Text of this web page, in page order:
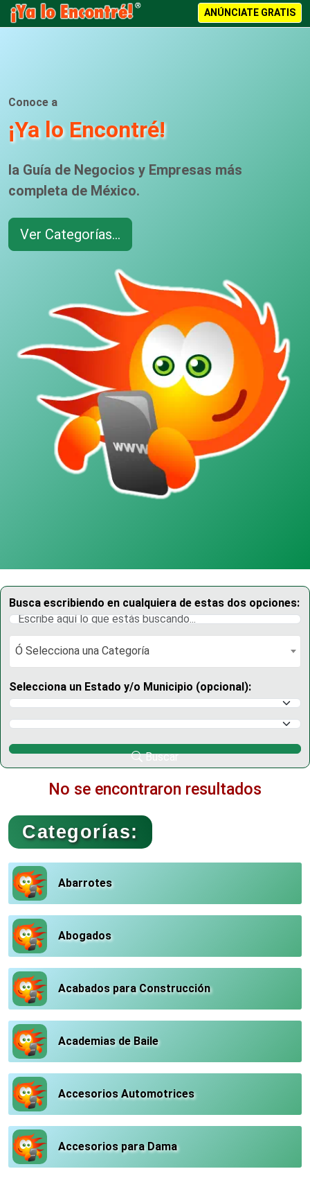
ANÚNCIATE GRATIS
Conoce a
¡Ya lo Encontré!
la Guía de Negocios y Empresas más
completa de México.
Ver Categorías...
Busca escribiendo en cualquiera de estas dos opciones:
Ó Selecciona una Categoría
Ó Selecciona una Categoría
Selecciona un Estado y/o Municipio (opcional):
Selecciona un Estado
Selecciona un Municipio
Buscar
No se encontraron resultados
Categorías:
Abarrotes
Abogados
Acabados para Construcción
Academias de Baile
Accesorios Automotrices
Accesorios para Dama